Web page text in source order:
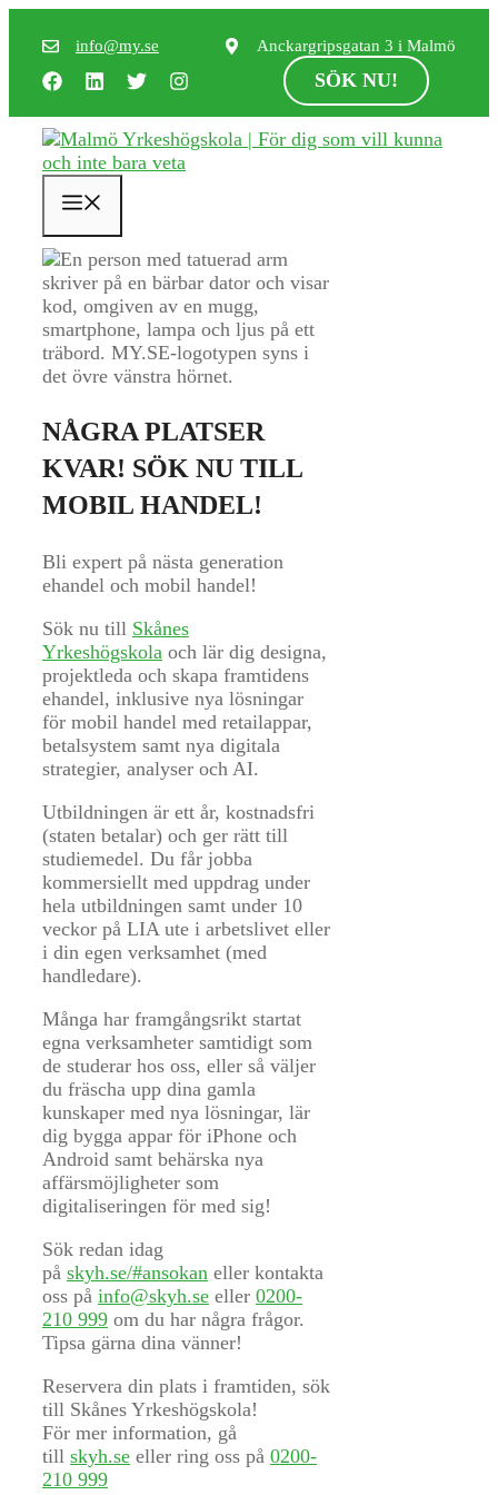
innehåll
info@my.se Anckargripsgatan 3 i Malmö
SÖK NU!
NÅGRA PLATSER
KVAR! SÖK NU TILL
MOBIL HANDEL!
Bli expert på nästa generation
ehandel och mobil handel!
Sök nu till Skånes
Yrkeshögskola och lär dig designa,
projektleda och skapa framtidens
ehandel, inklusive nya lösningar
för mobil handel med retailappar,
betalsystem samt nya digitala
strategier, analyser och AI.
Utbildningen är ett år, kostnadsfri
(staten betalar) och ger rätt till
studiemedel. Du får jobba
kommersiellt med uppdrag under
hela utbildningen samt under 10
veckor på LIA ute i arbetslivet eller
i din egen verksamhet (med
handledare).
Många har framgångsrikt startat
egna verksamheter samtidigt som
de studerar hos oss, eller så väljer
du fräscha upp dina gamla
kunskaper med nya lösningar, lär
dig bygga appar för iPhone och
Android samt behärska nya
affärsmöjligheter som
digitaliseringen för med sig!
Sök redan idag
på skyh.se/#ansokan eller kontakta
oss på info@skyh.se eller 0200-
210 999 om du har några frågor.
Tipsa gärna dina vänner!
Reservera din plats i framtiden, sök
till Skånes Yrkeshögskola!
För mer information, gå
till skyh.se eller ring oss på 0200-
210 999
Nödvändiga
Dessa kakor
går inte att
välja bort. De
behövs för att
hemsidan
över huvud
taget ska
fungera.
Statistik
kunna
förbättra
hemsidans
funktionalitet
och
uppbyggnad,
baserat på
hur
hemsidan
Upplevelse
För att vår
hemsida ska
prestera så
bra som
möjligt
under ditt
besök. Om